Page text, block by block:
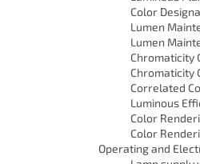
Color
Lumen
Lumen
Chromaticity
Chromaticity
Correlated
Luminous
Color
Color
Operating and